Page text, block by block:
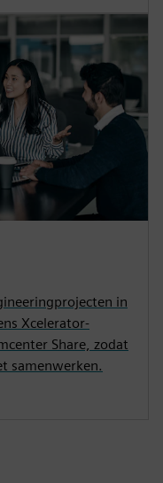
in
Xcelerator-
Share, zodat
samenwerken.